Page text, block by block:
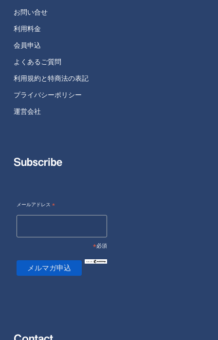
お問い合せ
利用料金
会員申込
よくあるご質問
利用規約と特商法の表記
プライバシーポリシー
運営会社
Subscribe
メールアドレス *
*必須